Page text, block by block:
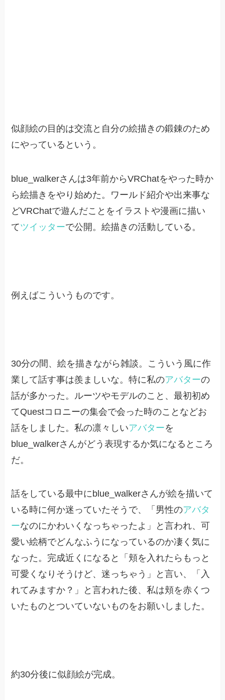
似顔絵の目的は交流と自分の絵描きの鍛錬のため
にやっているという。
blue_walkerさんは3年前からVRChatをやった時か
ら絵描きをやり始めた。ワールド紹介や出来事な
どVRChatで遊んだことをイラストや漫画に描い
てツイッターで公開。絵描きの活動している。
例えばこういうものです。
30分の間、絵を描きながら雑談。こういう風に作
業して話す事は羨ましいな。特に私のアバターの
話が多かった。ルーツやモデルのこと、最初初め
てQuestコロニーの集会で会った時のことなどお
話をしました。私の凛々しいアバターを
blue_walkerさんがどう表現するか気になるところ
だ。
話をしている最中にblue_walkerさんが絵を描いて
いる時に何か迷っていたそうで、「男性のアバタ
ーなのにかわいくなっちゃったよ」と言われ、可
愛い絵柄でどんなふうになっているのか凄く気に
なった。完成近くになると「頬を入れたらもっと
可愛くなりそうけど、迷っちゃう」と言い、「入
れてみますか？」と言われた後、私は頬を赤くつ
いたものとついていないものをお願いしました。
約30分後に似顔絵が完成。